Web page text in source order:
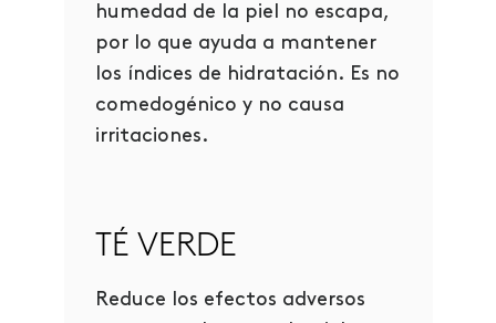
humedad de la piel no escapa,
por lo que ayuda a mantener
los índices de hidratación. Es no
comedogénico y no causa
irritaciones.
TÉ VERDE
Reduce los efectos adversos